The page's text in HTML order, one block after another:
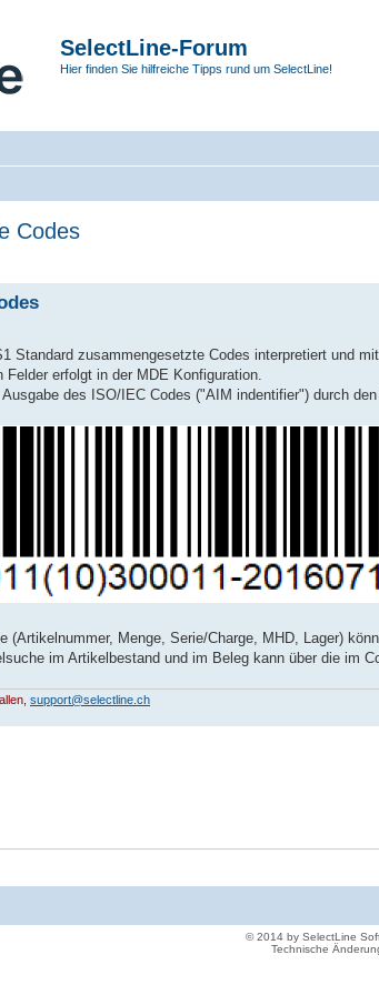
SelectLine-Forum
Hier finden Sie hilfreiche Tipps rund um SelectLine!
Codes
Standard zusammengesetzte Codes interpretiert und
erfolgt in der MDE Konfiguration.
des ISO/IEC Codes ("AIM indentifier") durch den
Menge, Serie/Charge, MHD, Lager)
im Artikelbestand und im Beleg kann über die im
support@selectline.ch
© 2014 by SelectLine
Technische